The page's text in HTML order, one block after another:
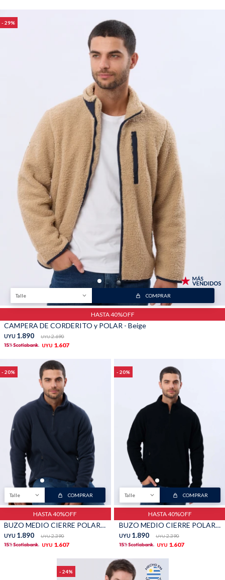
29
Talle COMPRAR
HASTA 40%OFF
CAMPERA DE CORDERITO y POLAR - Beige
UYU 1.890 UYU 2.690
UYU 1.607
20
Talle COMPRAR
HASTA 40%OFF
BUZO MEDIO CIERRE POLAR - Azul
UYU 1.890 UYU 2.390
UYU 1.607
20
Talle COMPRAR
HASTA 40%OFF
BUZO MEDIO CIERRE POLAR - Negro
UYU 1.890 UYU 2.390
UYU 1.607
24